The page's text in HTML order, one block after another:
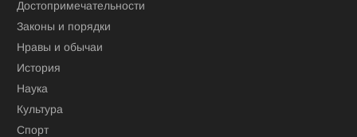
Достопримечательности
Законы и порядки
Нравы и обычаи
История
Наука
Культура
Спорт